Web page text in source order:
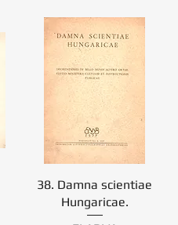
38. Damna scientiae
Hungaricae.